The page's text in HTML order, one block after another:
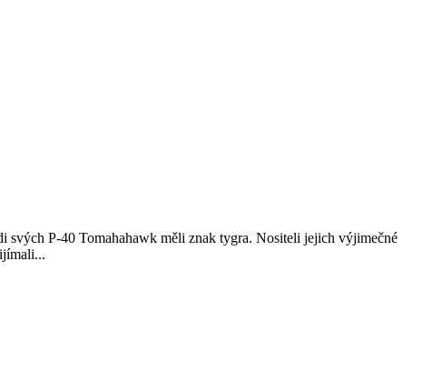
svých P-40 Tomahahawk měli znak tygra. Nositeli jejich výjimečné